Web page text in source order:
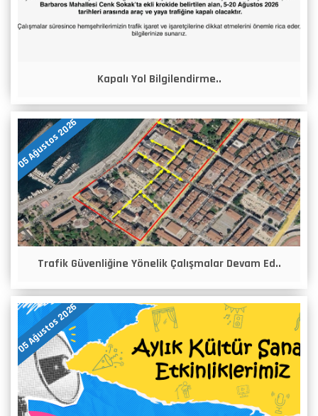
Kapalı Yol Bilgilendirme..
05 Ağustos 2026
Trafik Güvenliğine Yönelik Çalışmalar Devam Ed..
05 Ağustos 2026